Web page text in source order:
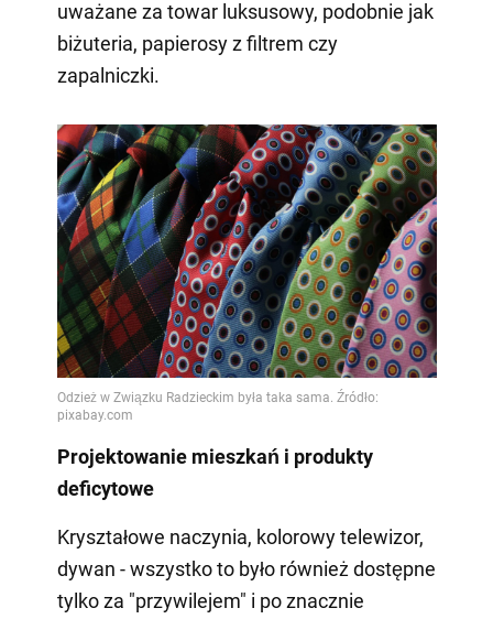
uważane za towar luksusowy, podobnie jak
biżuteria, papierosy z filtrem czy
zapalniczki.
Projektowanie mieszkań i produkty
deficytowe
Kryształowe naczynia, kolorowy telewizor,
dywan - wszystko to było również dostępne
tylko za "przywilejem" i po znacznie